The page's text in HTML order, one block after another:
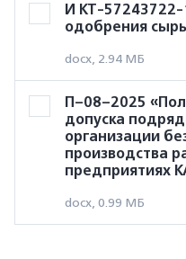
И КТ-
одобрения
docx, 2.94 МБ
П–08–2025
допуска
организации
производства
предприятиях
docx, 0.99 МБ